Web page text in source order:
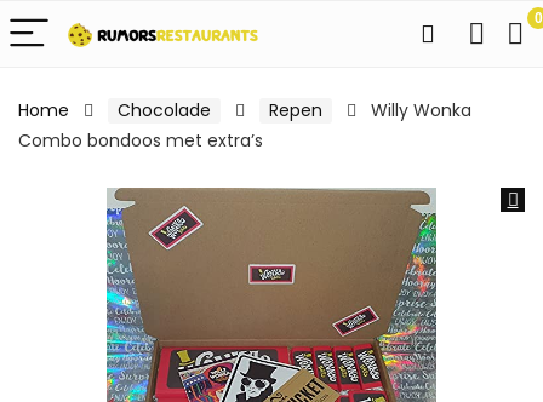
0
Home Chocolade Repen
Willy Wonka
Combo bondoos met extra’s